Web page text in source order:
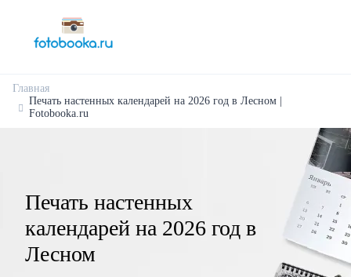
Главная
Печать настенных календарей на 2026 год в Лесном |
Fotobooka.ru
Печать настенных
календарей на 2026 год в
Лесном